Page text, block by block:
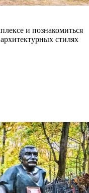
и познакомиться
стилях